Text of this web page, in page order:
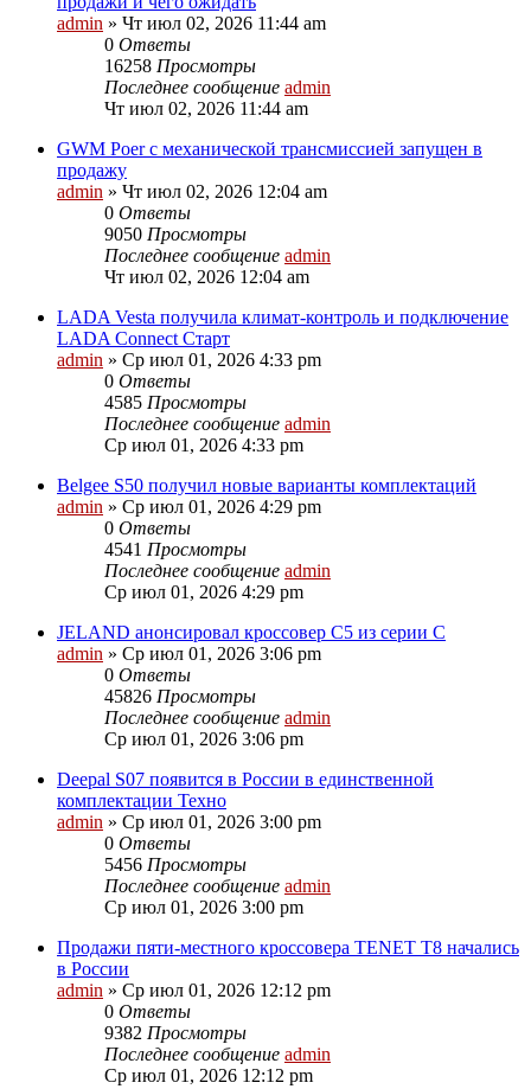
admin » Чт июл 02, 2026 11:44 am
0 Ответы
16258 Просмотры
Последнее сообщение admin
Чт июл 02, 2026 11:44 am
GWM Poer с механической трансмиссией запущен в
продажу
admin » Чт июл 02, 2026 12:04 am
0 Ответы
9050 Просмотры
Последнее сообщение admin
Чт июл 02, 2026 12:04 am
LADA Vesta получила климат‑контроль и подключение
LADA Connect Старт
admin » Ср июл 01, 2026 4:33 pm
0 Ответы
4585 Просмотры
Последнее сообщение admin
Ср июл 01, 2026 4:33 pm
Belgee S50 получил новые варианты комплектаций
admin » Ср июл 01, 2026 4:29 pm
0 Ответы
4541 Просмотры
Последнее сообщение admin
Ср июл 01, 2026 4:29 pm
JELAND анонсировал кроссовер C5 из серии C
admin » Ср июл 01, 2026 3:06 pm
0 Ответы
45826 Просмотры
Последнее сообщение admin
Ср июл 01, 2026 3:06 pm
Deepal S07 появится в России в единственной
комплектации Техно
admin » Ср июл 01, 2026 3:00 pm
0 Ответы
5456 Просмотры
Последнее сообщение admin
Ср июл 01, 2026 3:00 pm
Продажи пяти‑местного кроссовера TENET T8 начались
в России
admin » Ср июл 01, 2026 12:12 pm
0 Ответы
9382 Просмотры
Последнее сообщение admin
Ср июл 01, 2026 12:12 pm